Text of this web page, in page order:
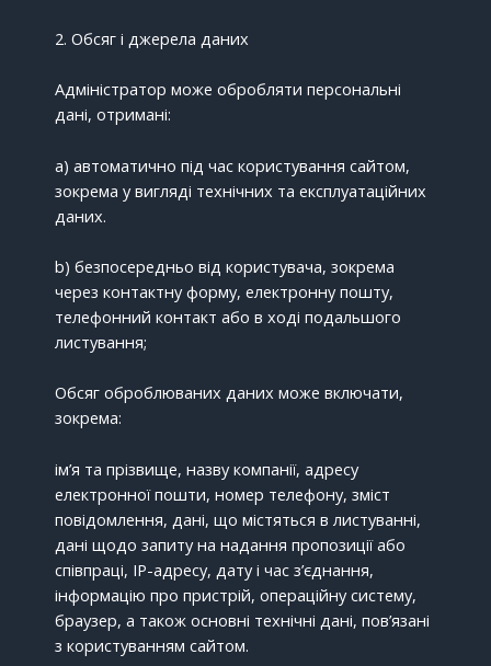
2. Обсяг і джерела даних
Адміністратор може обробляти персональні
дані, отримані:
a) автоматично під час користування сайтом,
зокрема у вигляді технічних та експлуатаційних
даних.
b) безпосередньо від користувача, зокрема
через контактну форму, електронну пошту,
телефонний контакт або в ході подальшого
листування;
Обсяг оброблюваних даних може включати,
зокрема:
ім’я та прізвище, назву компанії, адресу
електронної пошти, номер телефону, зміст
повідомлення, дані, що містяться в листуванні,
дані щодо запиту на надання пропозиції або
співпраці, IP-адресу, дату і час з’єднання,
інформацію про пристрій, операційну систему,
браузер, а також основні технічні дані, пов’язані
з користуванням сайтом.